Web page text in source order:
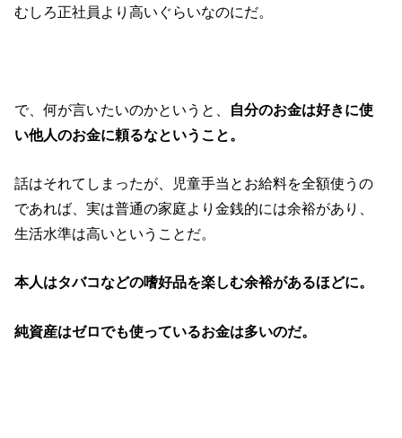
むしろ正社員より高いぐらいなのにだ。
で、何が言いたいのかというと、 自分のお金は好きに使
い他人のお金に頼るなということ。
話はそれてしまったが、児童手当とお給料を全額使うの
であれば、実は普通の家庭より金銭的には余裕があり、
生活水準は高いということだ。
本人はタバコなどの嗜好品を楽しむ余裕があるほどに。
純資産はゼロでも使っているお金は多いのだ。